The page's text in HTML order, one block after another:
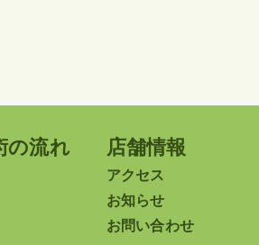
の流れ 店舗情報
アクセス
お知らせ
お問い合わせ